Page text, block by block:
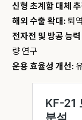
신형 초계함 대체
해외 수출 확대: 퇴
전자전 및 방공 능
량 연구
운용 효율성 개선: